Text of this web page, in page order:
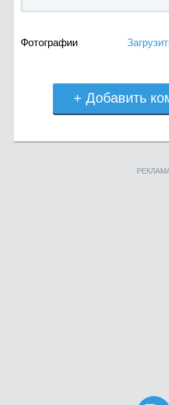
Фотографии
+ Добавить